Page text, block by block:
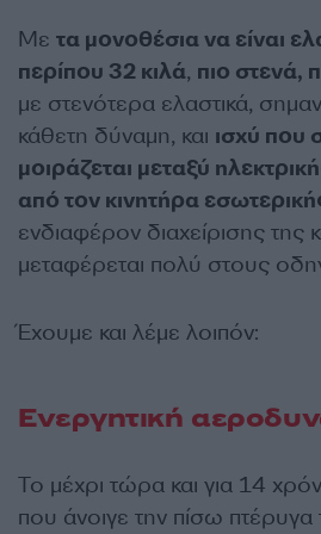
Με τα μονοθέσια να είναι
περίπου 32 κιλά, πιο στενά,
με στενότερα ελαστικά,
κάθετη δύναμη, και ισχύ που
μοιράζεται μεταξύ
από τον κινητήρα
ενδιαφέρον διαχείρισης της
μεταφέρεται πολύ στους
Έχουμε και λέμε λοιπόν:
Ενεργητική
Το μέχρι τώρα και για 14
που άνοιγε την πίσω